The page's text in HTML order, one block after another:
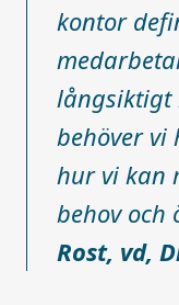
kontor
långsiktigt
behöver
hur vi kan
behov och
Rost, vd,